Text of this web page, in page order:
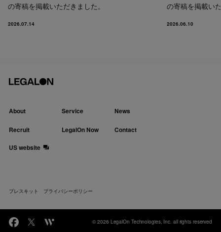
の寄稿を掲載いただきました。
2026.07.14
の寄稿を掲載い
2026.06.10
About Service News
Recruit LegalOn Now
Contact
US website
プレスキット プライバシーポリシー
© 2026 LegalOn Technologies, Inc. all rights reserved